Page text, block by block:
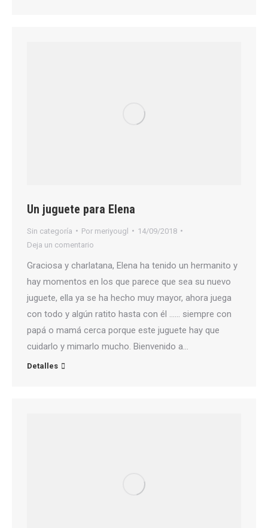
Un juguete para Elena
Sin categoría Por meriyougl
14/09/2018
Deja un comentario
Graciosa y charlatana, Elena ha tenido un hermanito y
hay momentos en los que parece que sea su nuevo
juguete, ella ya se ha hecho muy mayor, ahora juega
con todo y algún ratito hasta con él …… siempre con
papá o mamá cerca porque este juguete hay que
cuidarlo y mimarlo mucho. Bienvenido a…
Detalles